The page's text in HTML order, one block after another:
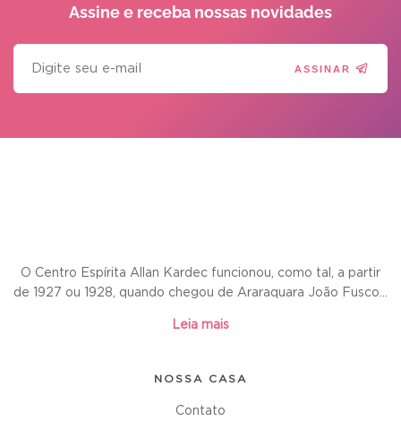
Assine e receba nossas novidades
ASSINAR
O Centro Espírita Allan Kardec funcionou, como tal, a partir
de 1927 ou 1928, quando chegou de Araraquara João Fusco...
Leia mais
NOSSA CASA
Contato